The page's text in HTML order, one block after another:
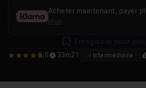
5 5,0 33m21 Intermédiaire
Acheter maintenant, payer
plus
Enregistrer pour